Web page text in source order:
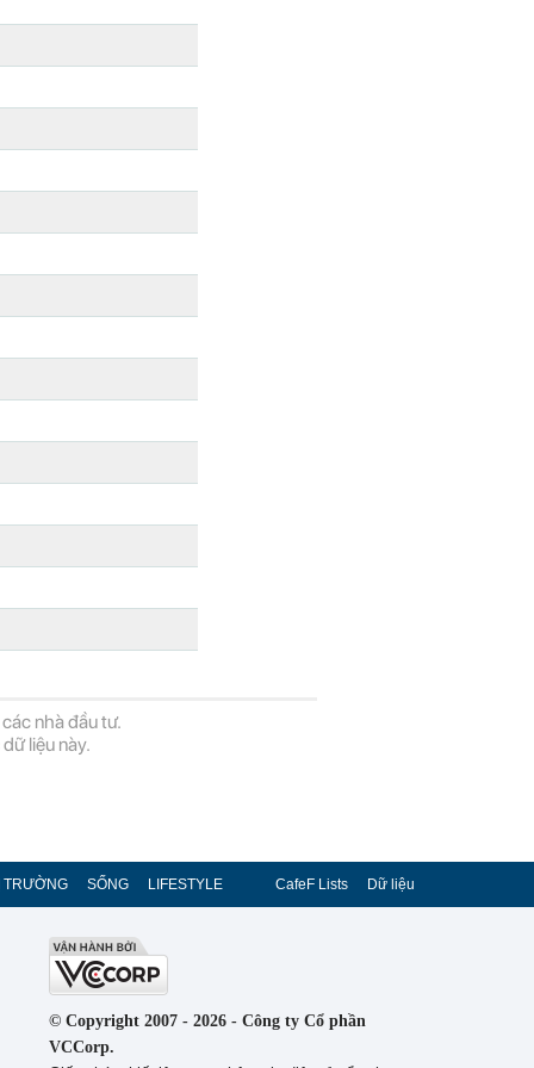
nhà đầu tư.
liệu này.
TRƯỜNG SỐNG LIFESTYLE Dữ liệu
CafeF Lists
© Copyright 2007 - 2026 - Công ty Cổ phần
VCCorp.